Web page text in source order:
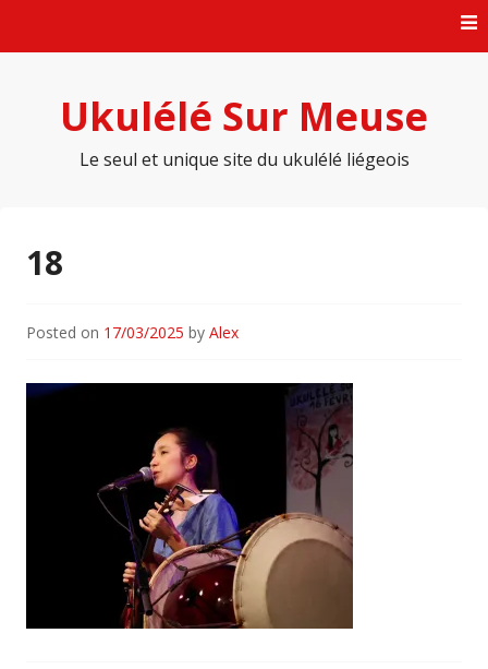
Ukulélé Sur Meuse
Le seul et unique site du ukulélé liégeois
18
Posted on 17/03/2025 by Alex